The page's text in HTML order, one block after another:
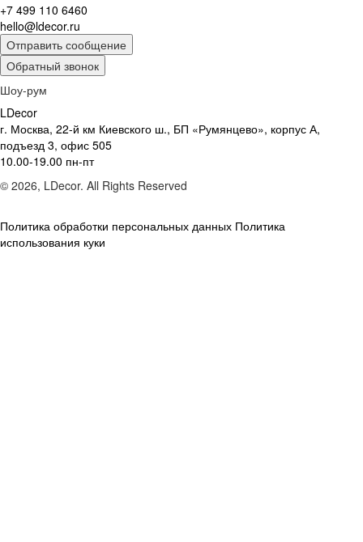
+7 499 110 6460
hello@ldecor.ru
Отправить сообщение
Обратный звонок
Шоу-рум
LDecor
г. Москва, 22-й км Киевского ш., БП «Румянцево», корпус А,
подъезд 3, офис 505
10.00-19.00 пн-пт
© 2026, LDecor. All Rights Reserved
Политика обработки персональных данных Политика
использования куки